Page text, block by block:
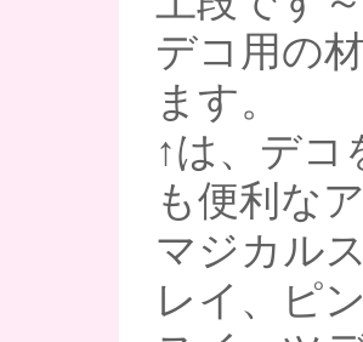
デコ用の
ます。
↑は、デ
も便利な
マジカル
レイ、ピ